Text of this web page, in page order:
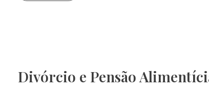
Divórcio e Pensão